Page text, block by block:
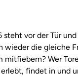
steht vor der Tür
wieder die gleiche
mitfiebern? Wer
findet in und